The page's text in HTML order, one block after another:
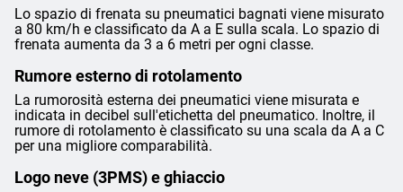
Lo spazio di frenata su pneumatici bagnati viene misurato
a 80 km/h e classificato da A a E sulla scala. Lo spazio di
frenata aumenta da 3 a 6 metri per ogni classe.
Rumore esterno di rotolamento
La rumorosità esterna dei pneumatici viene misurata e
indicata in decibel sull'etichetta del pneumatico. Inoltre, il
rumore di rotolamento è classificato su una scala da A a C
per una migliore comparabilità.
Logo neve (3PMS) e ghiaccio